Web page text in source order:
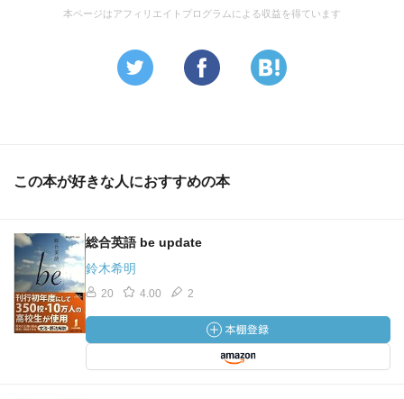
結果、動作と状態が区別されなくなり、動作の時はget受動
う、というのを知らなかった。"The tree lay uprooted by
the sotrm.のようにlieを使う。また、remain, standも使われ
本ページはアフィリエイトプログラムによる収益を得ています
この本が好きな人におすすめの本
総合英語 be update
鈴木希明
20 4.00 2